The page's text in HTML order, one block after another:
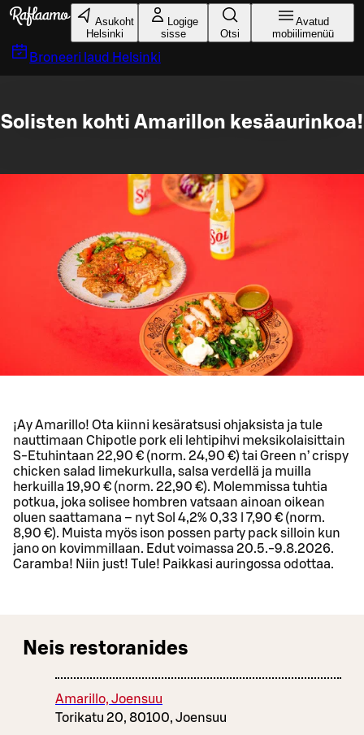
Liigu peamise sisu juurde
Asukoht
Helsinki
Logige
sisse
Otsi
Avatud
mobiilimenüü
Broneeri laud Helsinki
Solisten kohti Amarillon kesäaurinkoa!
¡Ay Amarillo! Ota kiinni kesäratsusi ohjaksista ja tule
nauttimaan Chipotle pork eli lehtipihvi meksikolaisittain
S-Etuhintaan 22,90 € (norm. 24,90 €) tai Green n’ crispy
chicken salad limekurkulla, salsa verdellä ja muilla
herkuilla 19,90 € (norm. 22,90 €). Molemmissa tuhtia
potkua, joka solisee hombren vatsaan ainoan oikean
oluen saattamana – nyt Sol 4,2% 0,33 l 7,90 € (norm.
8,90 €). Muista myös ison possen party pack silloin kun
jano on kovimmillaan. Edut voimassa 20.5.-9.8.2026.
Caramba! Niin just! Tule! Paikkasi auringossa odottaa.
Neis restoranides
Amarillo, Joensuu
Torikatu 20, 80100, Joensuu